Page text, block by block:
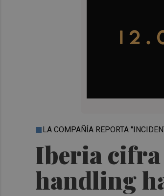
Iberia cifra
handling
LA COMPAÑÍA REPORTA